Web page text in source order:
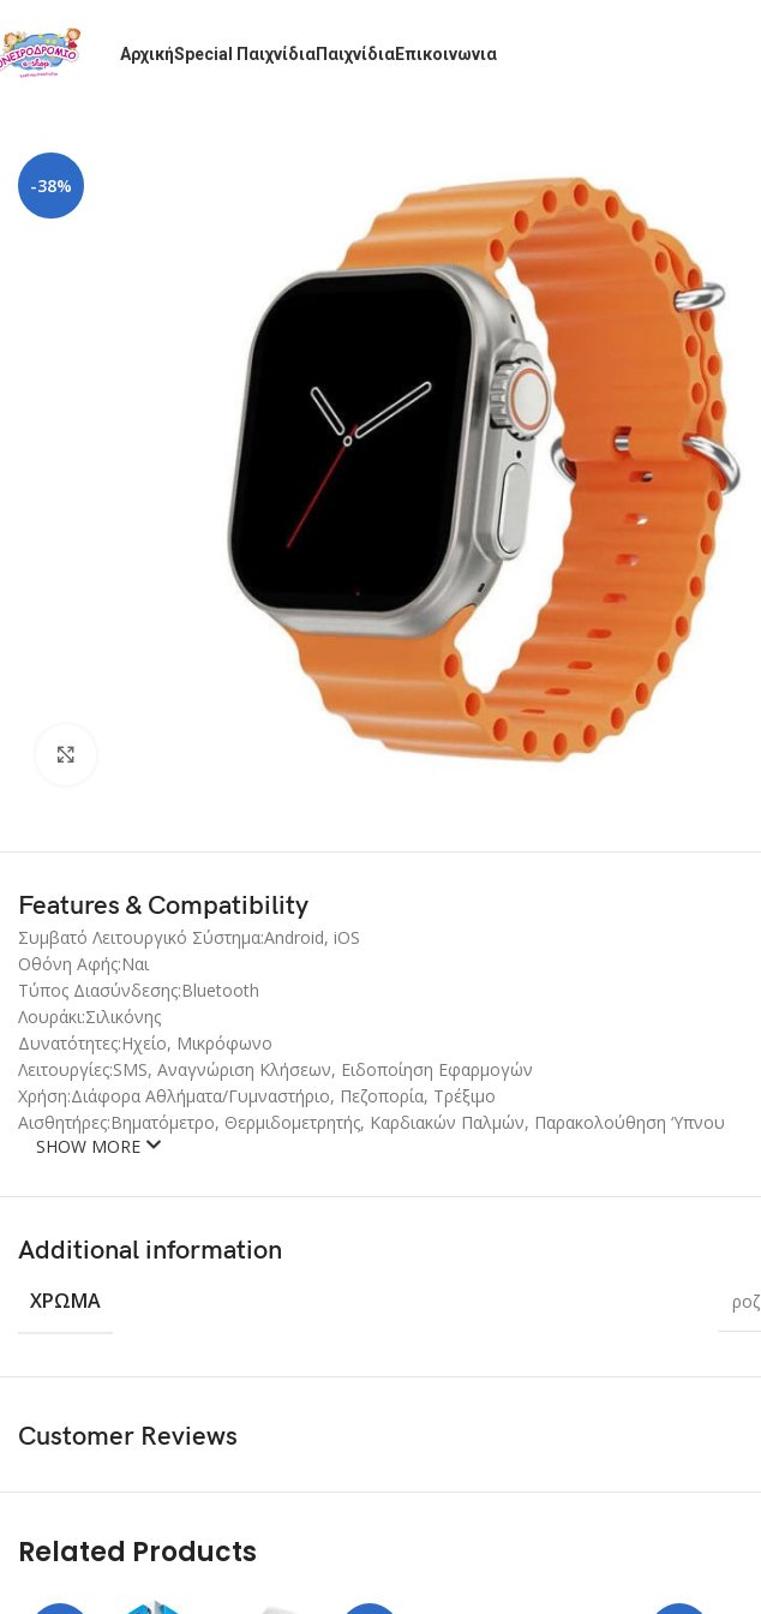
ΑρχικήSpecial ΠαιχνίδιαΠαιχνίδιαΕπικοινωνια
Αρχική σελίδα
-38%
Features & Compatibility
Συμβατό Λειτουργικό Σύστημα:Android, iOS
Οθόνη Αφής:Ναι
Τύπος Διασύνδεσης:Bluetooth
Λουράκι:Σιλικόνης
Δυνατότητες:Ηχείο, Μικρόφωνο
Λειτουργίες:SMS, Αναγνώριση Κλήσεων, Ειδοποίηση Εφαρμογών
Χρήση:Διάφορα Αθλήματα/Γυμναστήριο, Πεζοπορία, Τρέξιμο
Αισθητήρες:Βηματόμετρο, Θερμιδομετρητής, Καρδιακών Παλμών, Παρακολούθηση ‘Υπνου
SHOW MORE
Additional information
ΧΡΏΜΑ ροζ
Customer Reviews
Related Products